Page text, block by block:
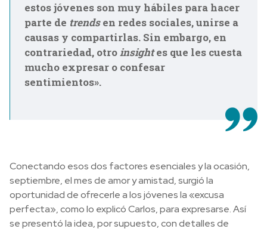
estos jóvenes son muy hábiles para hacer
parte de trendsen redes sociales, unirse a
causas y compartirlas. Sin embargo, en
contrariedad, otroinsightes que les cuesta
mucho expresar o confesar
sentimientos».
Conectando esos dos factores esenciales y la ocasión,
septiembre, el mes de amor y amistad, surgió la
oportunidad de ofrecerle a los jóvenes la «excusa
perfecta», como lo explicó Carlos, para expresarse. Así
se presentó la idea, por supuesto, con detalles de